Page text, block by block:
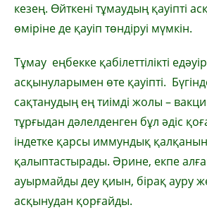
кезең. Өйткені тұмаудың қауіпті
өміріне де қауіп төндіруі мүмкін.
Тұмау еңбекке қабілеттілікті
асқынуларымен өте қауіпті.
сақтанудың ең тиімді жолы –
тұрғыдан дәлелденген бұл әдіс
індетке қарсы иммундық қалқанын
қалыптастырады. Әрине, екпе
ауырмайды деу қиын, бірақ ауру
асқынудан қорғайды.